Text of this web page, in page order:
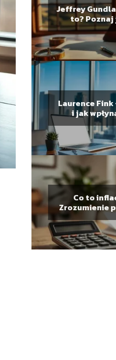
Jeffrey
to? Poznaj
osiągnięcia i
rynek
Laurence
i jak
światowy
Co to
Zrozumienie
jego wpływ